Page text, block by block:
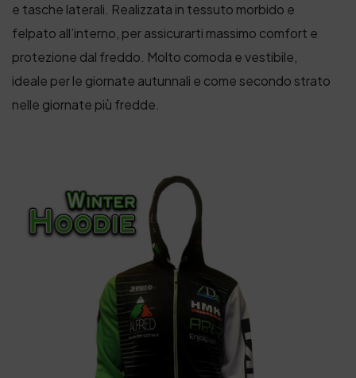
e tasche laterali. Realizzata in tessuto morbido e
felpato all’interno, per assicurarti massimo comfort e
protezione dal freddo. Molto comoda e vestibile,
ideale per le giornate autunnali e come secondo strato
nelle giornate più fredde.